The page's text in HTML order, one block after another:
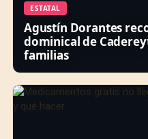
ESTATAL
Agustín Dorantes
dominical de
familias